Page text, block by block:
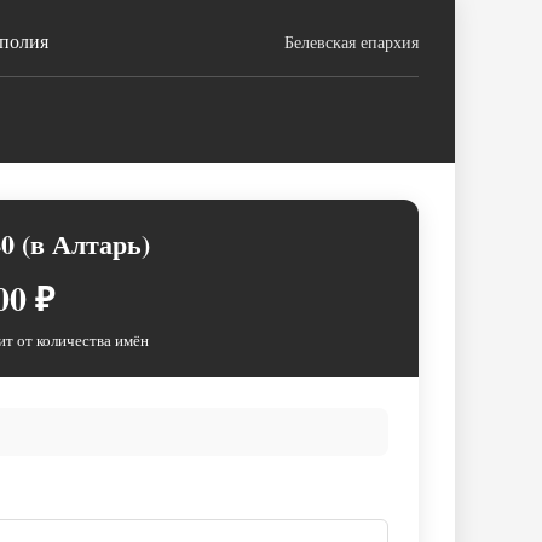
Белевская епархия
(в Алтарь)
₽
от количества имён